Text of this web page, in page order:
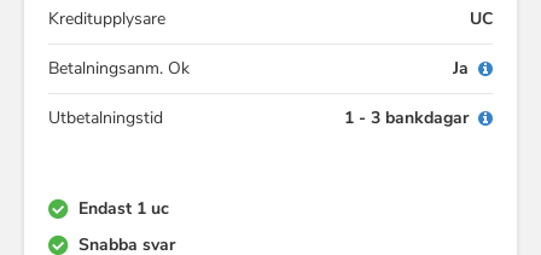
Kreditupplysare UC
Betalningsanm. Ok Ja
Utbetalningstid 1 - 3 bankdagar
Endast 1 uc
Snabba svar